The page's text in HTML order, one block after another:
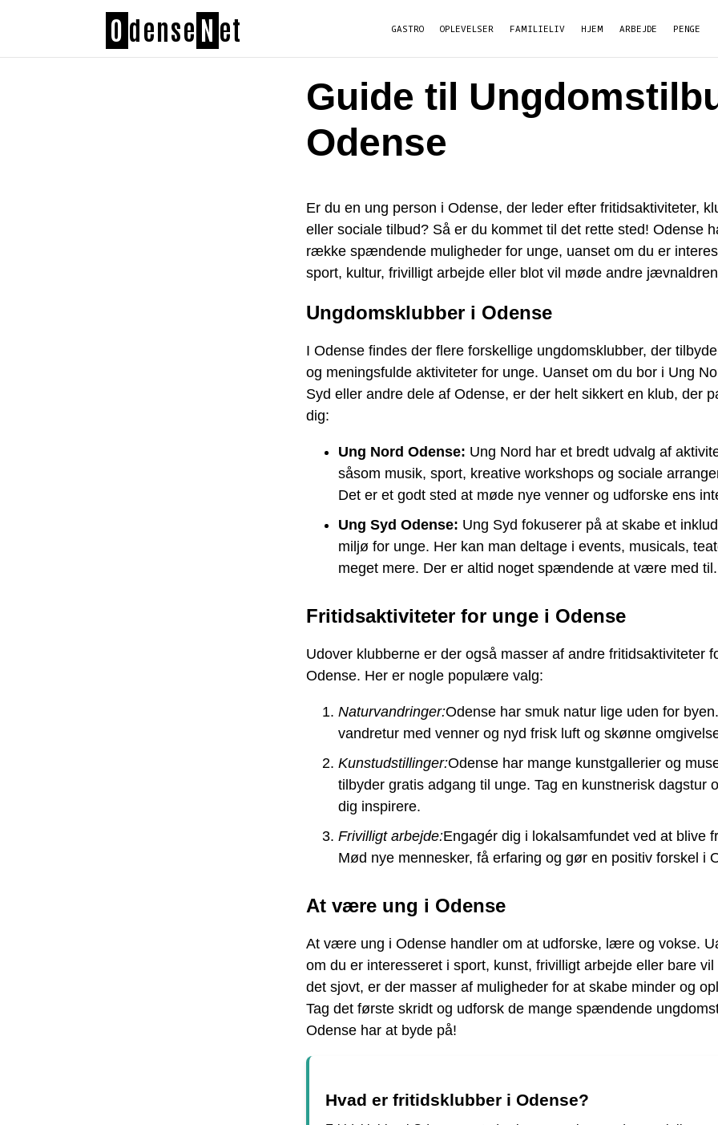
O dense N et GASTRO OPLEVELSER FAMILIELIV HJEM ARBEJDE PENGE
Guide til
Odense
Er du en ung person i Odense, der leder efter fritidsaktiviteter,
eller sociale tilbud? Så er du kommet til det rette sted! Odense
række spændende muligheder for unge, uanset om du er
sport, kultur, frivilligt arbejde eller blot vil møde andre
Ungdomsklubber i Odense
I Odense findes der flere forskellige ungdomsklubber, der
og meningsfulde aktiviteter for unge. Uanset om du bor i Ung
Syd eller andre dele af Odense, er der helt sikkert en klub, der
dig:
Ung Nord Odense: Ung Nord har et bredt udvalg af
såsom musik, sport, kreative workshops og sociale
Det er et godt sted at møde nye venner og udforske ens
Ung Syd Odense: Ung Syd fokuserer på at skabe et
miljø for unge. Her kan man deltage i events, musicals,
meget mere. Der er altid noget spændende at være med til.
Fritidsaktiviteter for unge i Odense
Udover klubberne er der også masser af andre fritidsaktiviteter
Odense. Her er nogle populære valg:
Naturvandringer:Odense har smuk natur lige uden for
vandretur med venner og nyd frisk luft og skønne
Kunstudstillinger:Odense har mange kunstgallerier og
tilbyder gratis adgang til unge. Tag en kunstnerisk dagstur
dig inspirere.
Frivilligt arbejde:Engagér dig i lokalsamfundet ved at blive
Mød nye mennesker, få erfaring og gør en positiv forskel i
At være ung i Odense
At være ung i Odense handler om at udforske, lære og vokse.
om du er interesseret i sport, kunst, frivilligt arbejde eller bare vil
det sjovt, er der masser af muligheder for at skabe minder og
Tag det første skridt og udforsk de mange spændende
Odense har at byde på!
Hvad er fritidsklubber i Odense?